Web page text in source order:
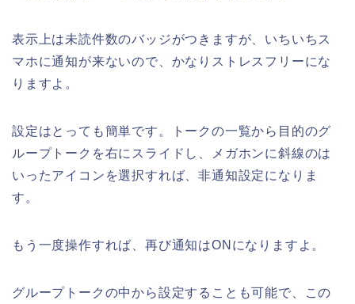
表示上は未読件数のバッジがつきますが、いちいちス
マホに通知が来ないので、かなりストレスフリーにな
りますよ。
設定はとっても簡単です。トークの一覧から目的のグ
ループトークを右にスライドし、メガホンに斜線のは
いったアイコンを選択すれば、非通知設定になりま
す。
もう一度操作すれば、再び通知はONになりますよ。
グループトークの中から設定することも可能で、この